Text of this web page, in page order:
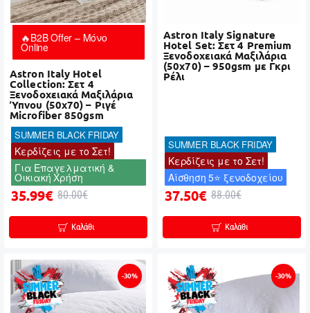
🔥B2B Offer – Μόνο
Online
Astron Italy Hotel
Collection: Σετ 4
Ξενοδοχειακά Μαξιλάρια
Ύπνου (50x70) – Ριγέ
Microfiber 850gsm
SUMMER BLACK FRIDAY
Κερδίζεις με το Σετ!
Για Επαγελματική &
Οικιακή Χρήση
35.99€ 80.00€
Καλάθι
Astron Italy Signature
Hotel Set: Σετ 4 Premium
Ξενοδοχειακά Μαξιλάρια
(50x70) – 950gsm με Γκρι
Ρέλι
SUMMER BLACK FRIDAY
Κερδίζεις με το Σετ!
Αίσθηση 5⭐ ξενοδοχείου
37.50€ 88.00€
Καλάθι
-30% -30%